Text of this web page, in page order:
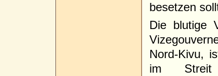
besetzen
Die blutige
Nord-Kivu,
im